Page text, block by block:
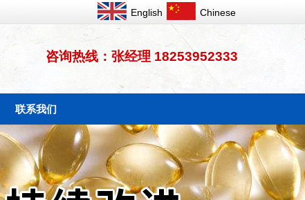
English Chinese
咨询热线：张经理 18253952333
联系我们